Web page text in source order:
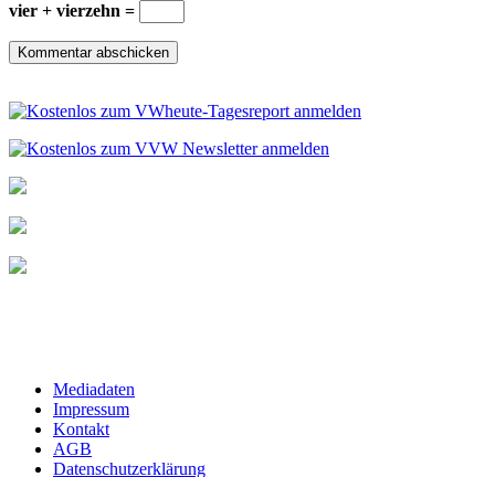
vier + vierzehn =
Mediadaten
Impressum
Kontakt
AGB
Datenschutzerklärung